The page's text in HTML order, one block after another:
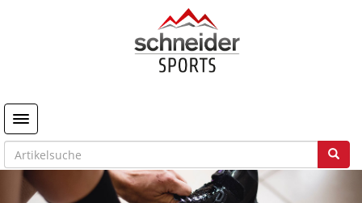
Toggle navigation